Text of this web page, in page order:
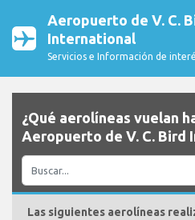
Aeropuerto de V. C.
International
Servicios e Información de
¿Qué aerolíneas vuelan
Aeropuerto de V. C. Bird
Las siguientes aerolíneas